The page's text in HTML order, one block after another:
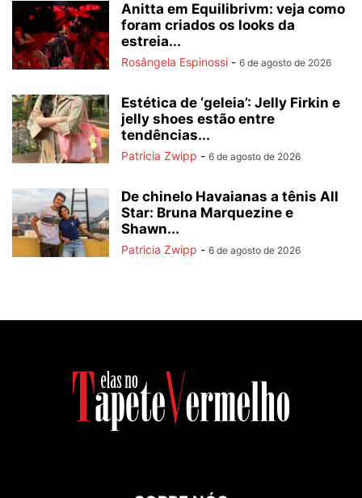
Anitta em Equilibrivm: veja como
foram criados os looks da
estreia...
Rosângela Espinossi - 6 de agosto de 2026
Estética de ‘geleia’: Jelly Firkin e
jelly shoes estão entre
tendências...
Patricia Zwipp - 6 de agosto de 2026
De chinelo Havaianas a tênis All
Star: Bruna Marquezine e
Shawn...
Patricia Zwipp - 6 de agosto de 2026